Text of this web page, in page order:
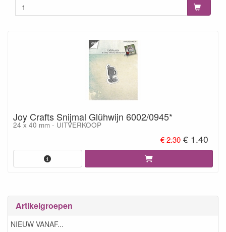
Artikelgroepen
NIEUW VANAF...
Joy Crafts Snijmal Glühwijn 6002/0945*
24 x 40 mm - UITVERKOOP
€ 2.30€ 1.40